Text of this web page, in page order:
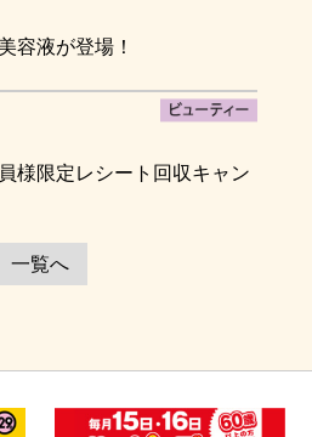
容液が登場！
様限定レシート回収キャン
一覧へ